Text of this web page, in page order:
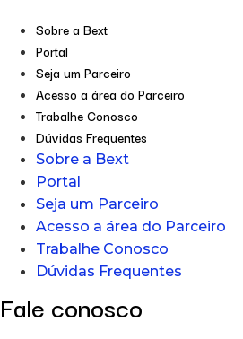
Sobre a Bext
Portal
Seja um Parceiro
Acesso a área do Parceiro
Trabalhe Conosco
Dúvidas Frequentes
Sobre a Bext
Portal
Seja um Parceiro
Acesso a área do Parceiro
Trabalhe Conosco
Dúvidas Frequentes
Fale conosco